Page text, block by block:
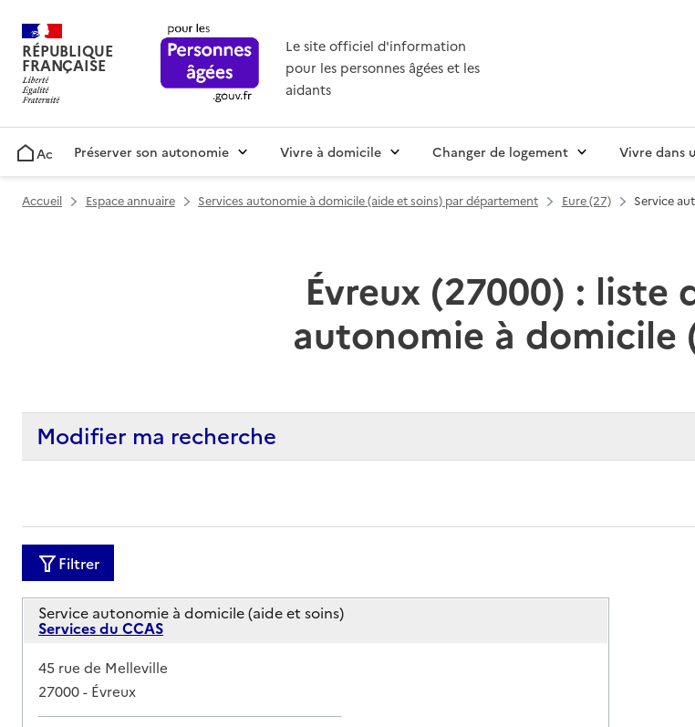
RÉPUBLIQUE
FRANÇAISE
Le site officiel d'information
pour les personnes âgées et les
aidants
AccueilPréserver son autonomie Vivre à domicile Changer de logement Vivre dans
Accueil Espace annuaire Services autonomie à domicile (aide et soins) par département Eure (27) Service
Évreux (27000) : liste
autonomie à domicile
Modifier ma recherche
Filtrer
Service autonomie à domicile (aide et soins)
Services du CCAS
Adresse
45 rue de Melleville
27000- Évreux